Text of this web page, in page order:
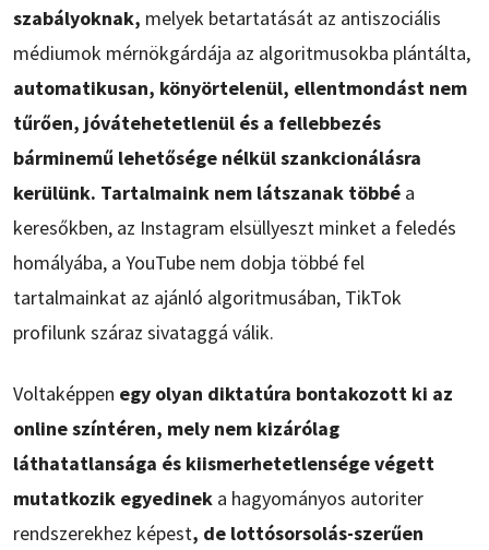
szabályoknak, melyek betartatását az antiszociális
médiumok mérnökgárdája az algoritmusokba plántálta,
automatikusan, könyörtelenül, ellentmondást nem
tűrően, jóvátehetetlenül és a fellebbezés
bárminemű lehetősége nélkül szankcionálásra
kerülünk. Tartalmaink nem látszanak többé a
keresőkben, az Instagram elsüllyeszt minket a feledés
homályába, a YouTube nem dobja többé fel
tartalmainkat az ajánló algoritmusában, TikTok
profilunk száraz sivataggá válik.
Voltaképpen egy olyan diktatúra bontakozott ki az
online színtéren, mely nem kizárólag
láthatatlansága és kiismerhetetlensége végett
mutatkozik egyedinek a hagyományos autoriter
rendszerekhez képest, de lottósorsolás-szerűen